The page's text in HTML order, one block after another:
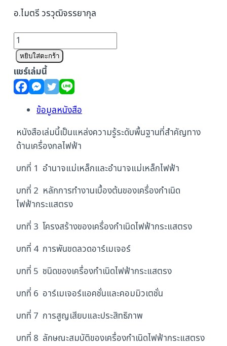
อ.ไมตรี วรวุฒิจรรยากุล
จำนวน
เครื่อง
กำเนิด
ไฟฟ้ากระแส
ตรง
หยิบใส่ตะกร้า
แชร์เล่มนี้
ข้อมูลหนังสือ
หนังสือเล่มนี้เป็นแหล่งความรู้ระดับพื้นฐานที่สำคัญทาง
ด้านเครื่องกลไฟฟ้า
บทที่ 1 อำนาจแม่เหล็กและอำนาจแม่เหล็กไฟฟ้า
บทที่ 2 หลักการทำงานเบื้องต้นของเครื่องกำเนิด
ไฟฟ้ากระแสตรง
บทที่ 3 โครงสร้างของเครื่องกำเนิดไฟฟ้ากระแสตรง
บทที่ 4 การพันขดลวดอาร์เมเจอร์
บทที่ 5 ชนิดของเครื่องกำเนิดไฟฟ้ากระแสตรง
บทที่ 6 อาร์เมเจอร์แอคชั่นและคอมมิวเตชั่น
บทที่ 7 การสูญเสียบและประสิทธิภาพ
บทที่ 8 ลักษณะสมบัติของเครื่องกำเนิดไฟฟ้ากระแสตรง